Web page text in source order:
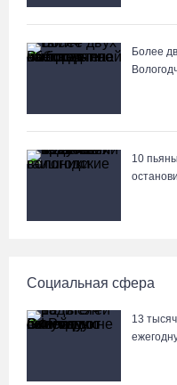
Более
10
Социальная сфера
13